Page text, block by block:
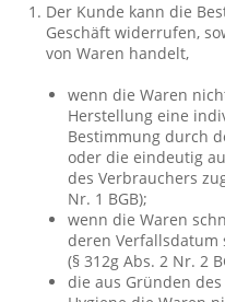
Der Kunde kann die
Geschäft widerrufen,
von Waren handelt,
wenn die Waren
Herstellung eine
Bestimmung durch
oder die eindeutig
des Verbrauchers
Nr. 1 BGB);
wenn die Waren
deren
(§ 312g Abs. 2 Nr. 2
die aus Gründen